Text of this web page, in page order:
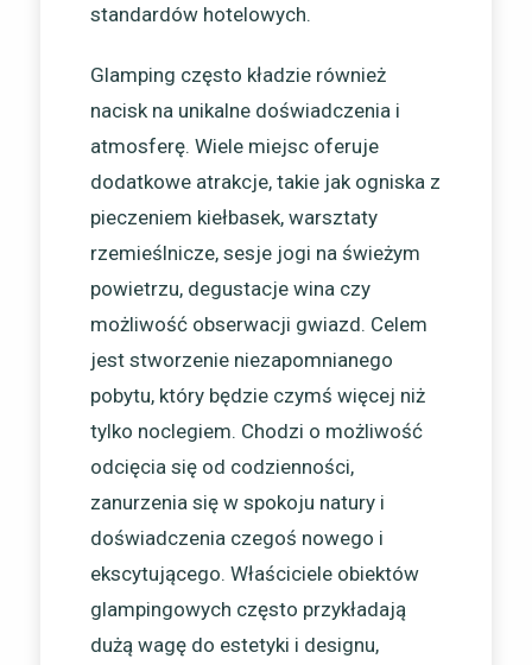
standardów hotelowych.
Glamping często kładzie również
nacisk na unikalne doświadczenia i
atmosferę. Wiele miejsc oferuje
dodatkowe atrakcje, takie jak ogniska z
pieczeniem kiełbasek, warsztaty
rzemieślnicze, sesje jogi na świeżym
powietrzu, degustacje wina czy
możliwość obserwacji gwiazd. Celem
jest stworzenie niezapomnianego
pobytu, który będzie czymś więcej niż
tylko noclegiem. Chodzi o możliwość
odcięcia się od codzienności,
zanurzenia się w spokoju natury i
doświadczenia czegoś nowego i
ekscytującego. Właściciele obiektów
glampingowych często przykładają
dużą wagę do estetyki i designu,